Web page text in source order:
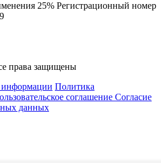
25% Регистрационный номер
права защищены
информации Политика
соглашение Согласие
данных